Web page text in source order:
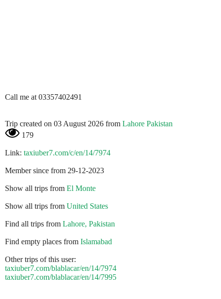
Call me at 03357402491
Trip created on 03 August 2026 from Lahore Pakistan
179
Link: taxiuber7.com/c/en/14/7974
Member since from 29-12-2023
Show all trips from El Monte
Show all trips from United States
Find all trips from Lahore, Pakistan
Find empty places from Islamabad
Other trips of this user:
taxiuber7.com/blablacar/en/14/7974
taxiuber7.com/blablacar/en/14/7995